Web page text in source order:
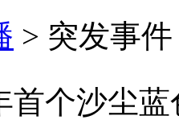
> 突发事件
首个沙尘